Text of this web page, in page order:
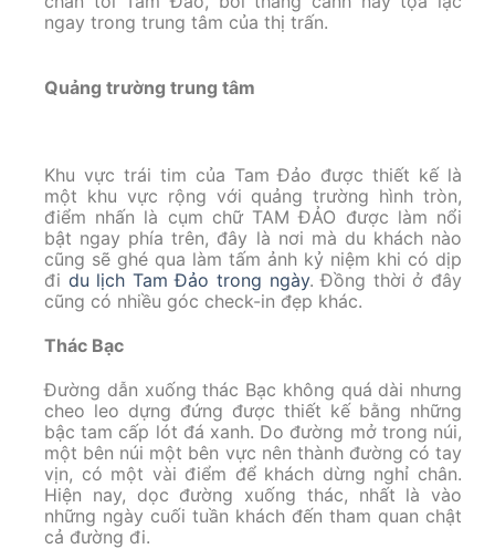
ngay trong trung tâm của thị trấn.
Quảng trường trung tâm
Khu vực trái tim của Tam Đảo được thiết kế là
một khu vực rộng với quảng trường hình tròn,
điểm nhấn là cụm chữ TAM ĐẢO được làm nổi
bật ngay phía trên, đây là nơi mà du khách nào
cũng sẽ ghé qua làm tấm ảnh kỷ niệm khi có dịp
đi du lịch Tam Đảo trong ngày. Đồng thời ở đây
cũng có nhiều góc check-in đẹp khác.
Thác Bạc
Đường dẫn xuống thác Bạc không quá dài nhưng
cheo leo dựng đứng được thiết kế bằng những
bậc tam cấp lót đá xanh. Do đường mở trong núi,
một bên núi một bên vực nên thành đường có tay
vịn, có một vài điểm để khách dừng nghỉ chân.
Hiện nay, dọc đường xuống thác, nhất là vào
những ngày cuối tuần khách đến tham quan chật
cả đường đi.